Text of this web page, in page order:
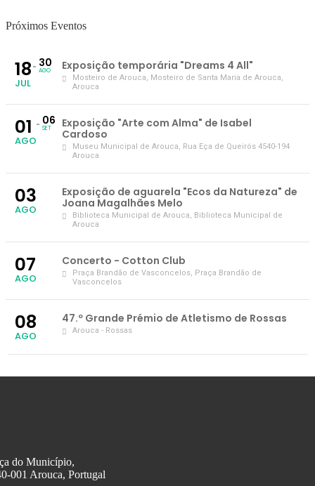
Próximos Eventos
18
JUL
30
AGO Exposição temporária "Dreams 4 All"
Mosteiro de Arouca, Mosteiro de Santa Maria de Arouca,
Arouca
01
AGO
06
SET
Exposição "Arte com Alma" de Isabel
Cardoso
Museu Municipal de Arouca, Rua Eça de Queirós 4540-194
Arouca
03
AGO
Exposição de aguarela "Ecos da Natureza" de
Joana Magalhães Melo
Biblioteca Municipal de Arouca, Biblioteca Municipal de
Arouca
07
AGO
Concerto - Cotton Club
Praça Brandão de Vasconcelos, Praça Brandão de
Vasconcelos
08
AGO
47.º Grande Prémio de Atletismo de Rossas
Arouca - Rossas
do Município,
001 Arouca, Portugal